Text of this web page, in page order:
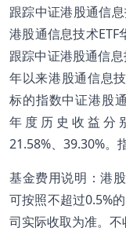
跟踪中证港股通信
港股通信息技术
跟踪中证港股通信
年以来港股通信息
标的指数中证港股
年度历史收益分
21.58%、39.30%。
基金费用说明：港
可按照不超过0.5%
司实际收取为准。不